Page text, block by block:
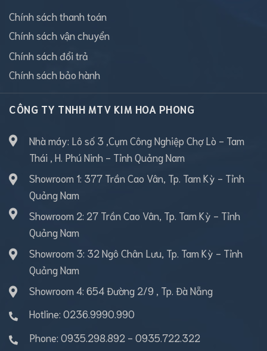
Chính sách thanh toán
Chính sách vận chuyển
Chính sách đổi trả
Chính sách bảo hành
CÔNG TY TNHH MTV KIM HOA PHONG
Nhà máy: Lô số 3 ,Cụm Công Nghiệp Chợ Lò - Tam
Thái , H. Phú Ninh - Tỉnh Quảng Nam
Showroom 1: 377 Trần Cao Vân, Tp. Tam Kỳ - Tỉnh
Quảng Nam
Showroom 2: 27 Trần Cao Vân, Tp. Tam Kỳ - Tỉnh
Quảng Nam
Showroom 3: 32 Ngô Chân Lưu, Tp. Tam Kỳ - Tỉnh
Quảng Nam
Showroom 4: 654 Đường 2/9 , Tp. Đà Nẵng
Hotline: 0236.9990.990
Phone: 0935.298.892 - 0935.722.322